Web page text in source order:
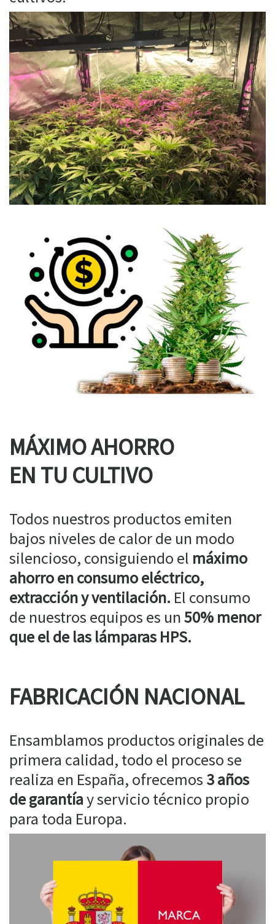
MÁXIMO AHORRO
EN TU CULTIVO
Todos nuestros productos emiten
bajos niveles de calor de un modo
silencioso, consiguiendo el máximo
ahorro en consumo eléctrico,
extracción y ventilación. El consumo
de nuestros equipos es un50% menor
que el de las lámparas HPS.
FABRICACIÓN NACIONAL
Ensamblamos productos originales de
primera calidad, todo el proceso se
realiza en España, ofrecemos 3 años
de garantíay servicio técnico propio
para toda Europa.